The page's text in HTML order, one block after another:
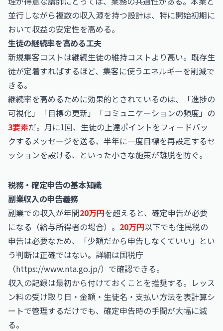
並行しながら複数の収入源を持つ設計は、特に開始初期に
おいて収益の安定性を高める。
生徒の継続率を高める工夫
新規集客コストは継続生徒の維持コストより高い。既存生
徒が定着すればするほど、集客に使うエネルギーを削減で
きる。
継続率を高めるために効果的とされているのは、「進捗の
可視化」「目標の更新」「コミュニケーションの頻度」の
3要素だ。月に1回、生徒の上達ポイントをフィードバッ
クするメッセージを送る、半年に一度目標を再設定するセ
ッションを設ける、といった小さな施策が離脱を防ぐ。
税務・確定申告の基本知識
副業収入の申告義務
副業での収入が年間20万円を超えると、確定申告が必要
になる（給与所得者の場合）。 20万円以下でも住民税の
申告は必要なため、「少額だから申告しなくていい」とい
う判断は正確ではない。詳細は国税庁
（https://www.nta.go.jp/）で確認できる。
収入の記録は最初から付けておくことを推奨する。レッス
ン料の受け取り日・金額・生徒名・支払い方法を表計算シ
ートで管理するだけでも、確定申告時の手間が大幅に減
る。